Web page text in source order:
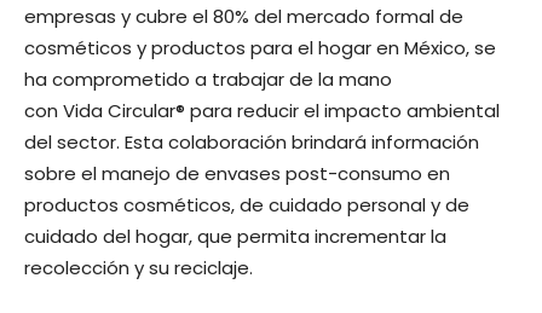
empresas y cubre el 80% del mercado formal de
cosméticos y productos para el hogar en México, se
ha comprometido a trabajar de la mano
con Vida Circular® para reducir el impacto ambiental
del sector. Esta colaboración brindará información
sobre el manejo de envases post-consumo en
productos cosméticos, de cuidado personal y de
cuidado del hogar, que permita incrementar la
recolección y su reciclaje.